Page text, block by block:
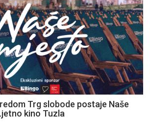
Trg slobode postaje Naše
kino Tuzla